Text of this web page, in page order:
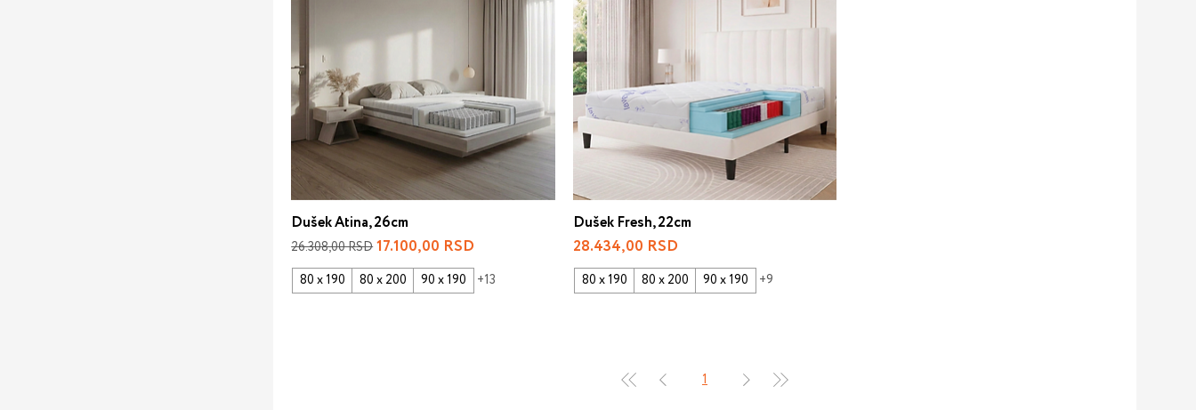
Dušek Atina, 26cm
Regular Price
26.308,00 RSDSale Price
17.100,00 RSD
80 x 190 80 x 200 90 x 190 +13
Dušek Fresh, 22cm
Price
28.434,00 RSD
80 x 190 80 x 200 90 x 190 +9
1